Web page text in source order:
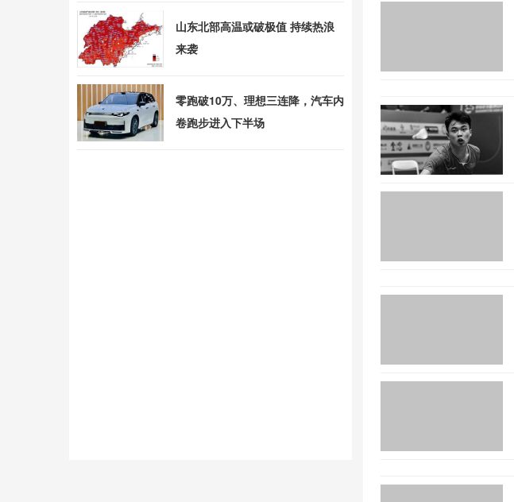
山东北部高温或破极值 持续热浪
来袭
零跑破10万、理想三连降，汽车内
卷跑步进入下半场